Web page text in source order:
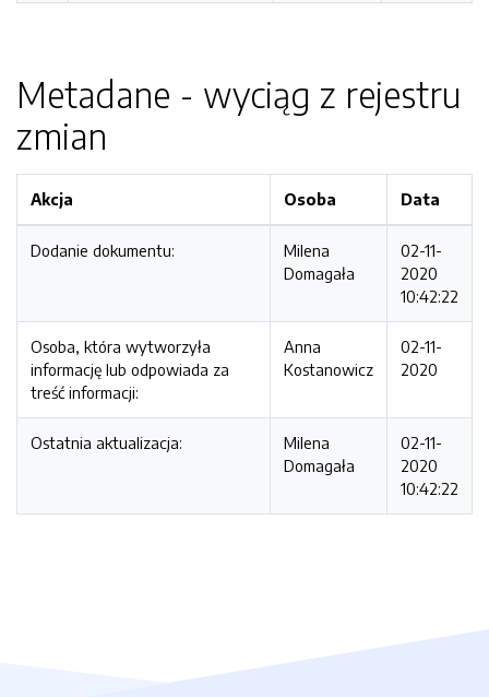
Metadane - wyciąg z rejestru
zmian
Akcja Osoba Data
Dodanie dokumentu:
Milena
Domagała
02-11-
2020
10:42:22
Osoba, która wytworzyła
informację lub odpowiada za
treść informacji:
Anna
Kostanowicz
02-11-
2020
Ostatnia aktualizacja:
Milena
Domagała
02-11-
2020
10:42:22